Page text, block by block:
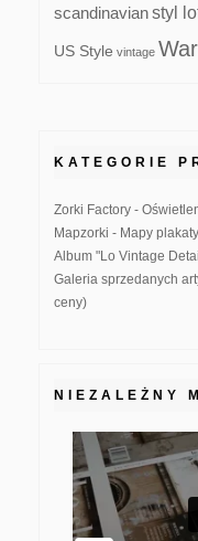
scandinavianstyl
US Style vintage
KATEGORIE
Zorki Factory -
Mapzorki - Mapy plakaty
Album "Lo Vintage
Galeria sprzedanych
ceny)
NIEZALEŻNY